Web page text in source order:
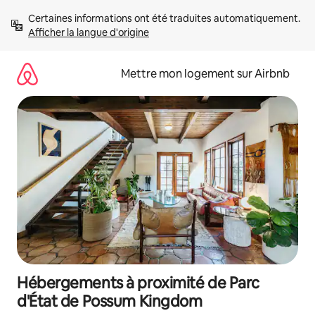
directement
Afficher la langue d'origine
Mettre mon logement sur Airbnb
Hébergements à proximité de Parc
d'État de Possum Kingdom